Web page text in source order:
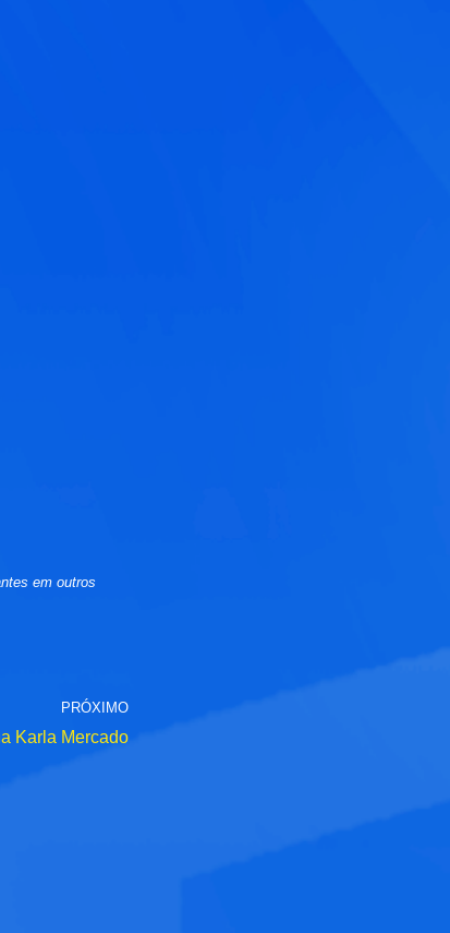
em outros
PRÓXIMO
Karla Mercado